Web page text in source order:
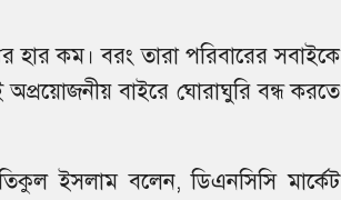
হার কম। বরং তারা পরিবারের সবাইকে
বাইরে ঘোরাঘুরি বন্ধ করতে
ইসলাম বলেন, ডিএনসিসি মার্কেট